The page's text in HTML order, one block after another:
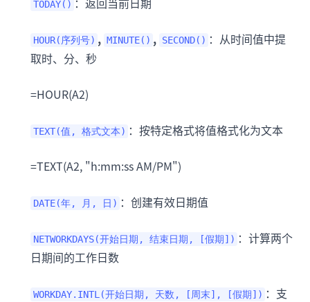
TODAY()
HOUR(序列号) , MINUTE() , SECOND() ：从时间值中提
取时、分、秒
=HOUR(A2)
TEXT(值, 格式文本) ：按特定格式将值格式化为文本
=TEXT(A2, "h:mm:ss AM/PM")
DATE(年, 月, 日) ：创建有效日期值
NETWORKDAYS(开始日期, 结束日期, [假期]) ：计算两个
日期间的工作日数
WORKDAY.INTL(开始日期, 天数, [周末], [假期]) ：支